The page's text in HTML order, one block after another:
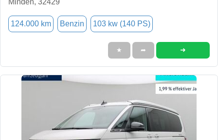
124.000 km Benzin 103 kw (140 PS)
★ ➦ ➜